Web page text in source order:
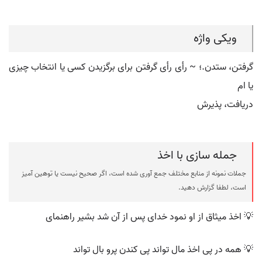
ویکی واژه
گرفتن، ستدن.؛ ~ رأی رأی گرفتن برای برگزیدن کسی یا انتخاب چیزی
یا ام
دریافت، ‌پذیرش
جمله سازی با اخذ
جملات نمونه از منابع مختلف جمع آوری شده است، اگر صحیح نیست یا توهین آمیز
است، لطفا گزارش دهید.
💡 اخذ میثاق از او نمود خدای پس از آن شد بشیر راهنمای
💡 همه در پی اخذ مال تواند پی کندن پرو بال تواند